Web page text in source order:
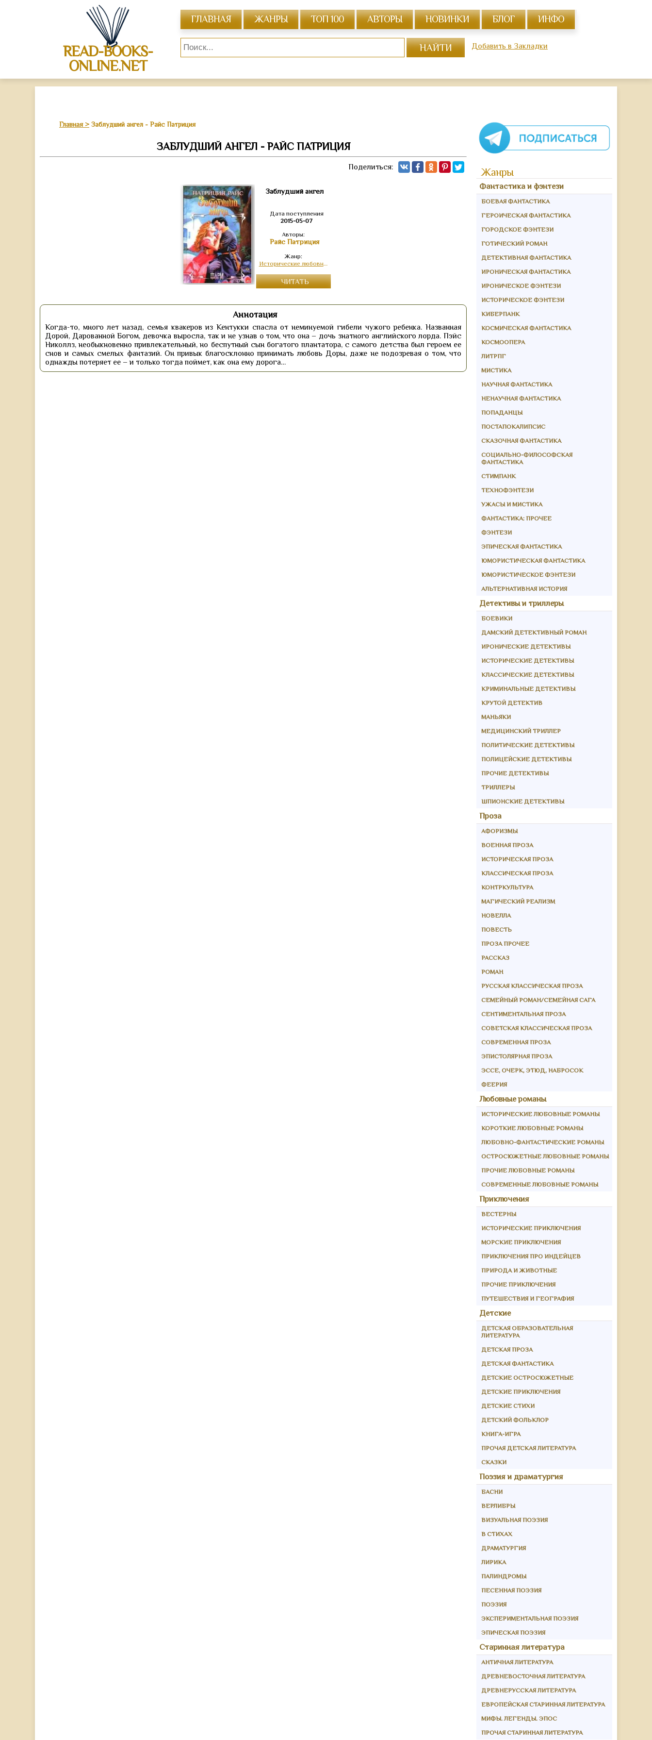
READ-BOOKS-
ONLINE.NET
ГЛАВНАЯ ЖАНРЫ ТОП 100 АВТОРЫ НОВИНКИ БЛОГ ИНФО
Добавить в Закладки
Главная Заблудший ангел - Райс Патриция
ЗАБЛУДШИЙ АНГЕЛ - РАЙС ПАТРИЦИЯ
Поделиться:
Заблудший ангел
Дата поступления
2015-05-07
Авторы:
Райс Патриция
Жанр:
Исторические любовные романы
ЧИТАТЬ
Аннотация
Когда-то, много лет назад, семья квакеров из Кентукки спасла от неминуемой гибели чужого ребенка. Названная
Дорой, Дарованной Богом, девочка выросла, так и не узнав о том, что она – дочь знатного английского лорда. Пэйс
Николлз, необыкновенно привлекательный, но беспутный сын богатого плантатора, с самого детства был героем ее
снов и самых смелых фантазий. Он привык благосклонно принимать любовь Доры, даже не подозревая о том, что
однажды потеряет ее – и только тогда поймет, как она ему дорога…
Жанры
Фантастика и фэнтези
БОЕВАЯ ФАНТАСТИКА
ГЕРОИЧЕСКАЯ ФАНТАСТИКА
ГОРОДСКОЕ ФЭНТЕЗИ
ГОТИЧЕСКИЙ РОМАН
ДЕТЕКТИВНАЯ ФАНТАСТИКА
ИРОНИЧЕСКАЯ ФАНТАСТИКА
ИРОНИЧЕСКОЕ ФЭНТЕЗИ
ИСТОРИЧЕСКОЕ ФЭНТЕЗИ
КИБЕРПАНК
КОСМИЧЕСКАЯ ФАНТАСТИКА
КОСМООПЕРА
ЛИТРПГ
МИСТИКА
НАУЧНАЯ ФАНТАСТИКА
НЕНАУЧНАЯ ФАНТАСТИКА
ПОПАДАНЦЫ
ПОСТАПОКАЛИПСИС
СКАЗОЧНАЯ ФАНТАСТИКА
СОЦИАЛЬНО-ФИЛОСОФСКАЯ
ФАНТАСТИКА
СТИМПАНК
ТЕХНОФЭНТЕЗИ
УЖАСЫ И МИСТИКА
ФАНТАСТИКА: ПРОЧЕЕ
ФЭНТЕЗИ
ЭПИЧЕСКАЯ ФАНТАСТИКА
ЮМОРИСТИЧЕСКАЯ ФАНТАСТИКА
ЮМОРИСТИЧЕСКОЕ ФЭНТЕЗИ
АЛЬТЕРНАТИВНАЯ ИСТОРИЯ
Детективы и триллеры
БОЕВИКИ
ДАМСКИЙ ДЕТЕКТИВНЫЙ РОМАН
ИРОНИЧЕСКИЕ ДЕТЕКТИВЫ
ИСТОРИЧЕСКИЕ ДЕТЕКТИВЫ
КЛАССИЧЕСКИЕ ДЕТЕКТИВЫ
КРИМИНАЛЬНЫЕ ДЕТЕКТИВЫ
КРУТОЙ ДЕТЕКТИВ
МАНЬЯКИ
МЕДИЦИНСКИЙ ТРИЛЛЕР
ПОЛИТИЧЕСКИЕ ДЕТЕКТИВЫ
ПОЛИЦЕЙСКИЕ ДЕТЕКТИВЫ
ПРОЧИЕ ДЕТЕКТИВЫ
ТРИЛЛЕРЫ
ШПИОНСКИЕ ДЕТЕКТИВЫ
Проза
АФОРИЗМЫ
ВОЕННАЯ ПРОЗА
ИСТОРИЧЕСКАЯ ПРОЗА
КЛАССИЧЕСКАЯ ПРОЗА
КОНТРКУЛЬТУРА
МАГИЧЕСКИЙ РЕАЛИЗМ
НОВЕЛЛА
ПОВЕСТЬ
ПРОЗА ПРОЧЕЕ
РАССКАЗ
РОМАН
РУССКАЯ КЛАССИЧЕСКАЯ ПРОЗА
СЕМЕЙНЫЙ РОМАН/СЕМЕЙНАЯ САГА
СЕНТИМЕНТАЛЬНАЯ ПРОЗА
СОВЕТСКАЯ КЛАССИЧЕСКАЯ ПРОЗА
СОВРЕМЕННАЯ ПРОЗА
ЭПИСТОЛЯРНАЯ ПРОЗА
ЭССЕ, ОЧЕРК, ЭТЮД, НАБРОСОК
ФЕЕРИЯ
Любовные романы
ИСТОРИЧЕСКИЕ ЛЮБОВНЫЕ РОМАНЫ
КОРОТКИЕ ЛЮБОВНЫЕ РОМАНЫ
ЛЮБОВНО-ФАНТАСТИЧЕСКИЕ РОМАНЫ
ОСТРОСЮЖЕТНЫЕ ЛЮБОВНЫЕ РОМАНЫ
ПРОЧИЕ ЛЮБОВНЫЕ РОМАНЫ
СОВРЕМЕННЫЕ ЛЮБОВНЫЕ РОМАНЫ
Приключения
ВЕСТЕРНЫ
ИСТОРИЧЕСКИЕ ПРИКЛЮЧЕНИЯ
МОРСКИЕ ПРИКЛЮЧЕНИЯ
ПРИКЛЮЧЕНИЯ ПРО ИНДЕЙЦЕВ
ПРИРОДА И ЖИВОТНЫЕ
ПРОЧИЕ ПРИКЛЮЧЕНИЯ
ПУТЕШЕСТВИЯ И ГЕОГРАФИЯ
Детские
ДЕТСКАЯ ОБРАЗОВАТЕЛЬНАЯ
ЛИТЕРАТУРА
ДЕТСКАЯ ПРОЗА
ДЕТСКАЯ ФАНТАСТИКА
ДЕТСКИЕ ОСТРОСЮЖЕТНЫЕ
ДЕТСКИЕ ПРИКЛЮЧЕНИЯ
ДЕТСКИЕ СТИХИ
ДЕТСКИЙ ФОЛЬКЛОР
КНИГА-ИГРА
ПРОЧАЯ ДЕТСКАЯ ЛИТЕРАТУРА
СКАЗКИ
Поэзия и драматургия
БАСНИ
ВЕРЛИБРЫ
ВИЗУАЛЬНАЯ ПОЭЗИЯ
В СТИХАХ
ДРАМАТУРГИЯ
ЛИРИКА
ПАЛИНДРОМЫ
ПЕСЕННАЯ ПОЭЗИЯ
ПОЭЗИЯ
ЭКСПЕРИМЕНТАЛЬНАЯ ПОЭЗИЯ
ЭПИЧЕСКАЯ ПОЭЗИЯ
Старинная литература
АНТИЧНАЯ ЛИТЕРАТУРА
ДРЕВНЕВОСТОЧНАЯ ЛИТЕРАТУРА
ДРЕВНЕРУССКАЯ ЛИТЕРАТУРА
ЕВРОПЕЙСКАЯ СТАРИННАЯ ЛИТЕРАТУРА
МИФЫ. ЛЕГЕНДЫ. ЭПОС
ПРОЧАЯ СТАРИННАЯ ЛИТЕРАТУРА